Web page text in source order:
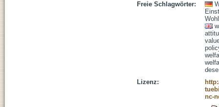
Freie Schlagwörter:
Lizenz:
nc-